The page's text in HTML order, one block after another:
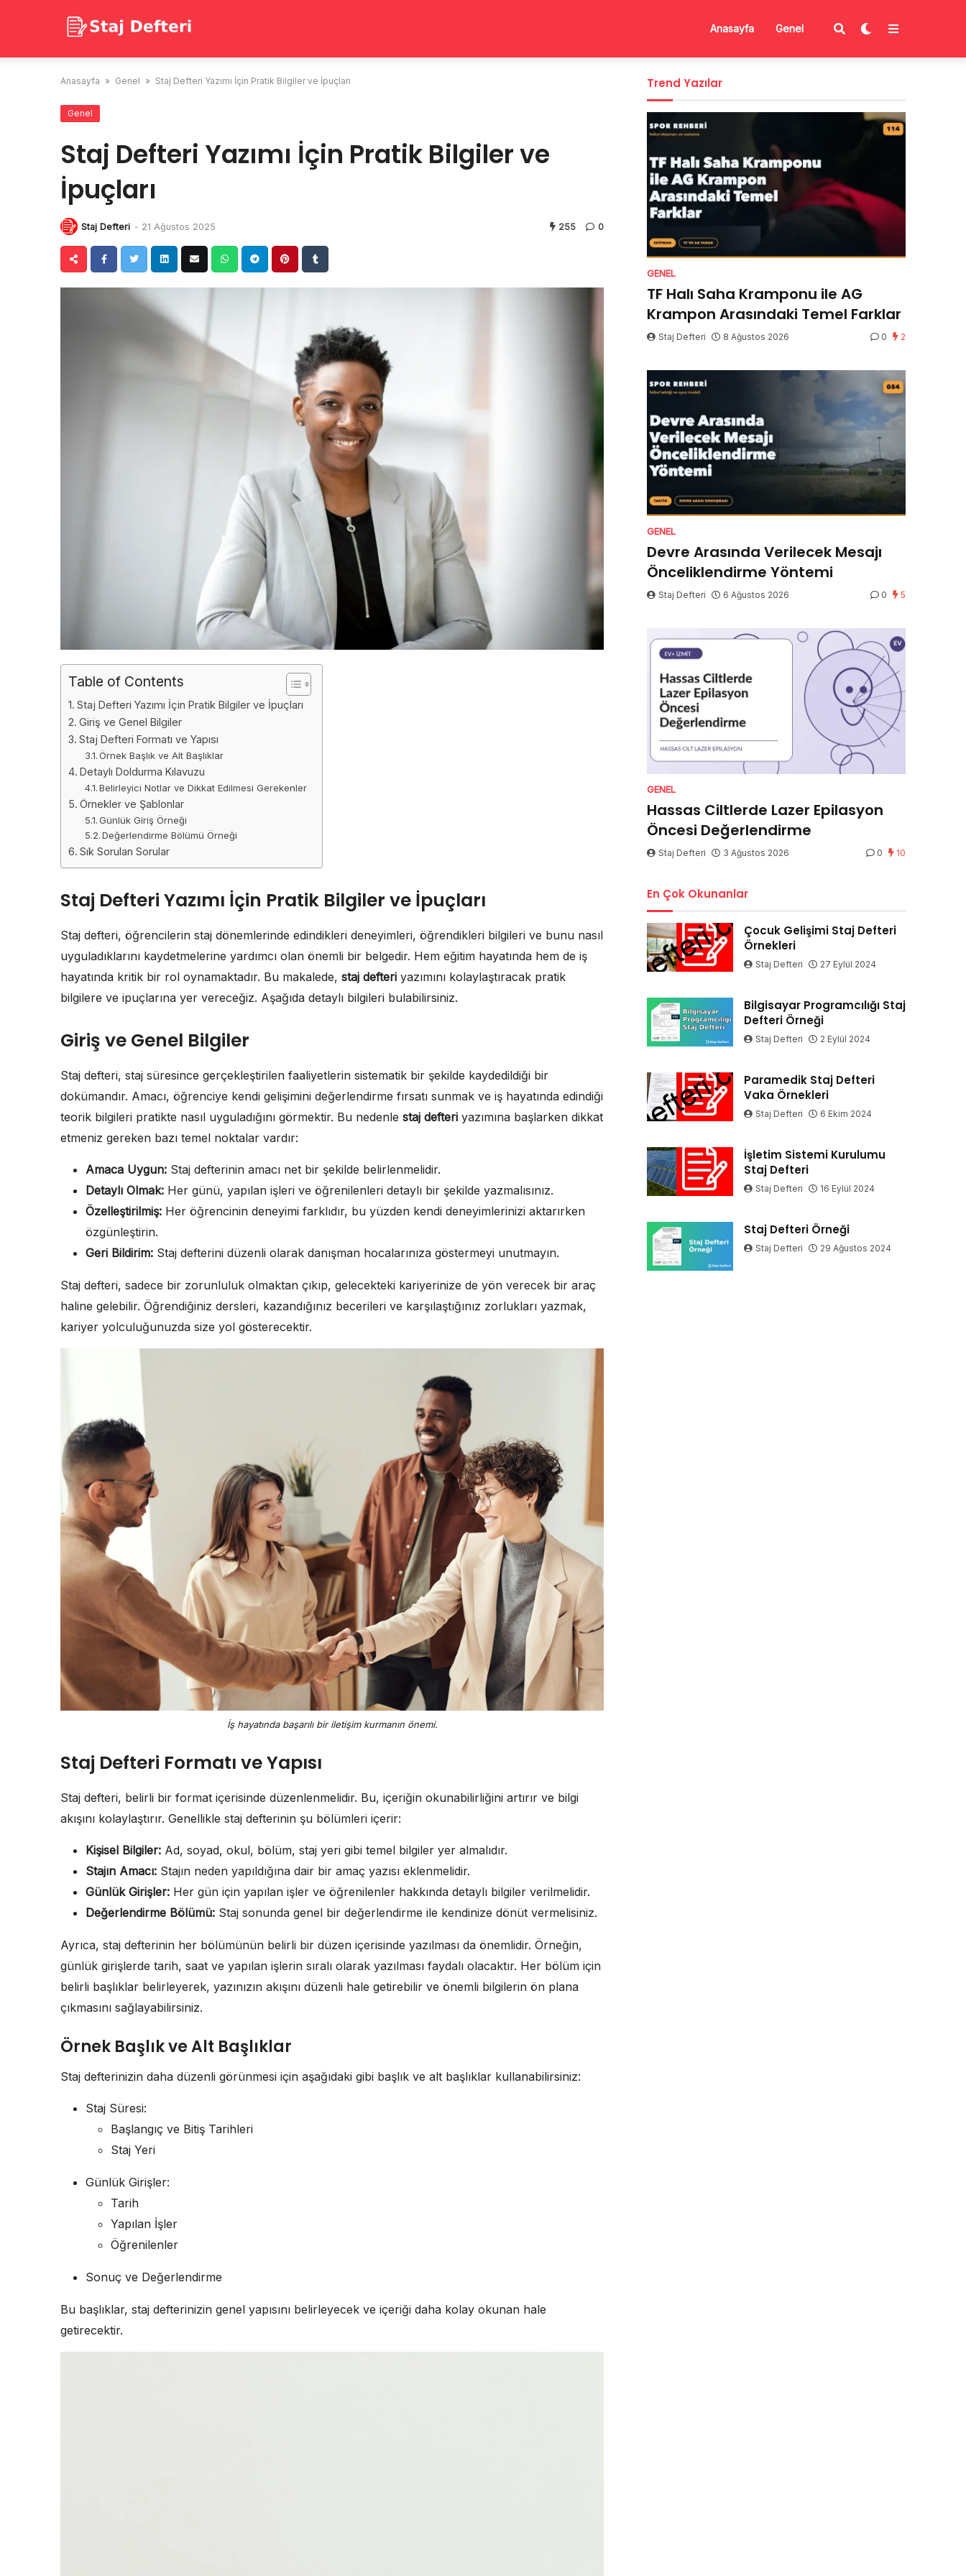
Anasayfa Genel
Anasayfa » Genel » Staj Defteri Yazımı İçin Pratik Bilgiler ve İpuçları
Genel
Staj Defteri Yazımı İçin Pratik Bilgiler ve
İpuçları
Staj Defteri - 21 Ağustos 2025 255 0
Table of Contents
Staj Defteri Yazımı İçin Pratik Bilgiler ve İpuçları
Giriş ve Genel Bilgiler
Staj Defteri Formatı ve Yapısı
Örnek Başlık ve Alt Başlıklar
Detaylı Doldurma Kılavuzu
Belirleyici Notlar ve Dikkat Edilmesi Gerekenler
Örnekler ve Şablonlar
Günlük Giriş Örneği
Değerlendirme Bölümü Örneği
Sık Sorulan Sorular
Staj Defteri Yazımı İçin Pratik Bilgiler ve İpuçları
Staj defteri, öğrencilerin staj dönemlerinde edindikleri deneyimleri, öğrendikleri bilgileri ve bunu nasıl
uyguladıklarını kaydetmelerine yardımcı olan önemli bir belgedir. Hem eğitim hayatında hem de iş
hayatında kritik bir rol oynamaktadır. Bu makalede, staj defteri yazımını kolaylaştıracak pratik
bilgilere ve ipuçlarına yer vereceğiz. Aşağıda detaylı bilgileri bulabilirsiniz.
Giriş ve Genel Bilgiler
Staj defteri, staj süresince gerçekleştirilen faaliyetlerin sistematik bir şekilde kaydedildiği bir
dokümandır. Amacı, öğrenciye kendi gelişimini değerlendirme fırsatı sunmak ve iş hayatında edindiği
teorik bilgileri pratikte nasıl uyguladığını görmektir. Bu nedenle staj defteri yazımına başlarken dikkat
etmeniz gereken bazı temel noktalar vardır:
Amaca Uygun: Staj defterinin amacı net bir şekilde belirlenmelidir.
Detaylı Olmak: Her günü, yapılan işleri ve öğrenilenleri detaylı bir şekilde yazmalısınız.
Özelleştirilmiş: Her öğrencinin deneyimi farklıdır, bu yüzden kendi deneyimlerinizi aktarırken
özgünleştirin.
Geri Bildirim: Staj defterini düzenli olarak danışman hocalarınıza göstermeyi unutmayın.
Staj defteri, sadece bir zorunluluk olmaktan çıkıp, gelecekteki kariyerinize de yön verecek bir araç
haline gelebilir. Öğrendiğiniz dersleri, kazandığınız becerileri ve karşılaştığınız zorlukları yazmak,
kariyer yolculuğunuzda size yol gösterecektir.
İş hayatında başarılı bir iletişim kurmanın önemi.
Staj Defteri Formatı ve Yapısı
Staj defteri, belirli bir format içerisinde düzenlenmelidir. Bu, içeriğin okunabilirliğini artırır ve bilgi
akışını kolaylaştırır. Genellikle staj defterinin şu bölümleri içerir:
Kişisel Bilgiler: Ad, soyad, okul, bölüm, staj yeri gibi temel bilgiler yer almalıdır.
Stajın Amacı: Stajın neden yapıldığına dair bir amaç yazısı eklenmelidir.
Günlük Girişler: Her gün için yapılan işler ve öğrenilenler hakkında detaylı bilgiler verilmelidir.
Değerlendirme Bölümü: Staj sonunda genel bir değerlendirme ile kendinize dönüt vermelisiniz.
Ayrıca, staj defterinin her bölümünün belirli bir düzen içerisinde yazılması da önemlidir. Örneğin,
günlük girişlerde tarih, saat ve yapılan işlerin sıralı olarak yazılması faydalı olacaktır. Her bölüm için
belirli başlıklar belirleyerek, yazınızın akışını düzenli hale getirebilir ve önemli bilgilerin ön plana
çıkmasını sağlayabilirsiniz.
Örnek Başlık ve Alt Başlıklar
Staj defterinizin daha düzenli görünmesi için aşağıdaki gibi başlık ve alt başlıklar kullanabilirsiniz:
Staj Süresi:
Başlangıç ve Bitiş Tarihleri
Staj Yeri
Günlük Girişler:
Tarih
Yapılan İşler
Öğrenilenler
Sonuç ve Değerlendirme
Bu başlıklar, staj defterinizin genel yapısını belirleyecek ve içeriği daha kolay okunan hale
getirecektir.
Trend Yazılar
GENEL
TF Halı Saha Kramponu ile AG
Krampon Arasındaki Temel Farklar
Staj Defteri 8 Ağustos 2026 0 2
GENEL
Devre Arasında Verilecek Mesajı
Önceliklendirme Yöntemi
Staj Defteri 6 Ağustos 2026 0 5
GENEL
Hassas Ciltlerde Lazer Epilasyon
Öncesi Değerlendirme
Staj Defteri 3 Ağustos 2026 0 10
En Çok Okunanlar
Çocuk Gelişimi Staj Defteri
Örnekleri
Staj Defteri 27 Eylül 2024
Bilgisayar Programcılığı Staj
Defteri Örneği
Staj Defteri 2 Eylül 2024
Paramedik Staj Defteri
Vaka Örnekleri
Staj Defteri 6 Ekim 2024
İşletim Sistemi Kurulumu
Staj Defteri
Staj Defteri 16 Eylül 2024
Staj Defteri Örneği
Staj Defteri 29 Ağustos 2024